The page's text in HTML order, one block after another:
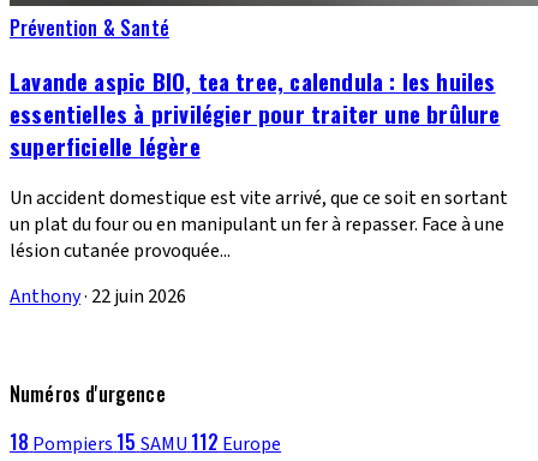
Prévention & Santé
Lavande aspic BIO, tea tree, calendula : les huiles
essentielles à privilégier pour traiter une brûlure
superficielle légère
Un accident domestique est vite arrivé, que ce soit en sortant
un plat du four ou en manipulant un fer à repasser. Face à une
lésion cutanée provoquée...
Anthony· 22 juin 2026
Numéros d'urgence
18 Pompiers 15 SAMU 112 Europe